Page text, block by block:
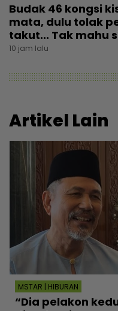
Budak 46 kongsi
mata, dulu tolak
takut... Tak mahu
10 jam lalu
Artikel Lain
MSTAR | HIBURAN
“Dia pelakon